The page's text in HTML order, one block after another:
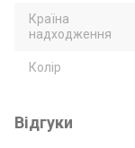
Країна
надходження
Колір
Відгуки